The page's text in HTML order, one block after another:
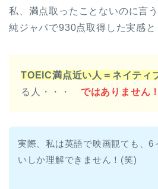
私、満点取ったことないのに言
純ジャパで930点取得した実感と
TOEIC満点近い人＝ネイティ
る人・・・ ではありません！
実際、私は英語で映画観ても、6
いしか理解できません！(笑)